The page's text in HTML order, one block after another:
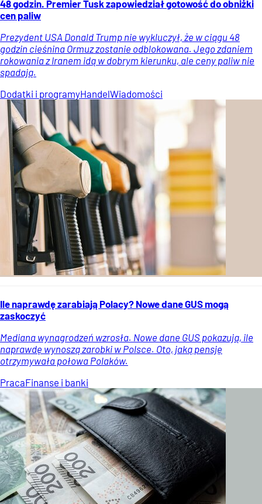
48 godzin. Premier Tusk zapowiedział gotowość do obniżki
cen paliw
Prezydent USA Donald Trump nie wykluczył, że w ciągu 48
godzin cieśnina Ormuz zostanie odblokowana. Jego zdaniem
rokowania z Iranem idą w dobrym kierunku, ale ceny paliw nie
spadają.
Dodatki i programyHandelWiadomości
Ile naprawdę zarabiają Polacy? Nowe dane GUS mogą
zaskoczyć
Mediana wynagrodzeń wzrosła. Nowe dane GUS pokazują, ile
naprawdę wynoszą zarobki w Polsce. Oto, jaką pensję
otrzymywała połowa Polaków.
PracaFinanse i banki